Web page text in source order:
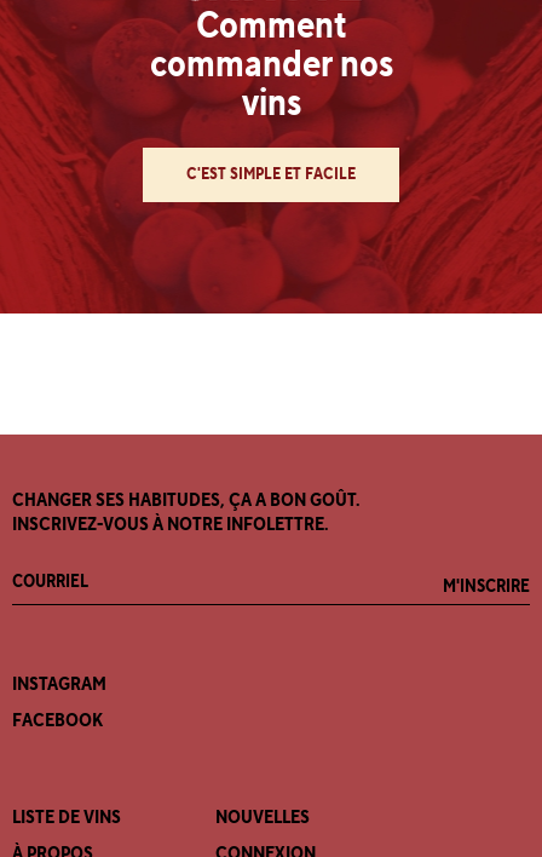
Comment
commander nos
vins
C'EST SIMPLE ET FACILE
CHANGER SES HABITUDES, ÇA A BON GOÛT.
INSCRIVEZ-VOUS À NOTRE INFOLETTRE.
M'INSCRIRE
INSTAGRAM
FACEBOOK
LISTE DE VINS
NOUVELLES